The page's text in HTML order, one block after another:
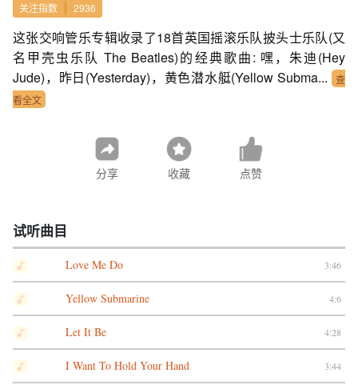
关注指数 2936
这张交响管乐专辑收录了18首英国摇滚乐队披头士乐队(又
名甲壳虫乐队 The Beatles)的经典歌曲: 嘿，朱迪(Hey
Jude)，昨日(Yesterday)，黄色潜水艇(Yellow Subma...
查
看全文
分享 收藏 点赞
试听曲目
Love Me Do 3:46
Yellow Submarine 4:6
Let It Be 4:28
I Want To Hold Your Hand 3:44